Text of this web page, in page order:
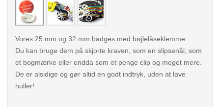
Vores 25 mm og 32 mm badges med bøjlelåseklemme.
Du kan bruge dem på skjorte kraven, som en slipsenål, som
et bogmærke eller endda som et penge clip og meget mere.
De er alsidige og gør altid en godt indtryk, uden at lave
huller!